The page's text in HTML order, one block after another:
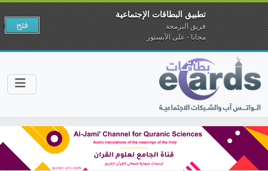
تطبيق البطاقات الإجتماعية
فريق البرمجة
مجانا - على الآبستور
فتح